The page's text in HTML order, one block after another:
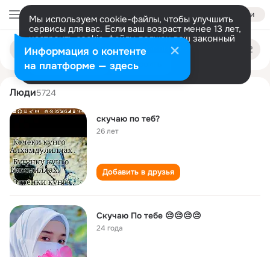
Войти
Мы используем cookie-файлы, чтобы улучшить
сервисы для вас. Если ваш возраст менее 13 лет,
настроить cookie-файлы должен ваш законный
представитель. Больше информации
Разрешить все Настроить
Поиск
людям
po skuchayu
Люди5724
скучаю по теб?
26 лет
Добавить в друзья
Скучаю По тебе 😔😔😔😔
24 года
Информация о контенте
на платформе — здесь